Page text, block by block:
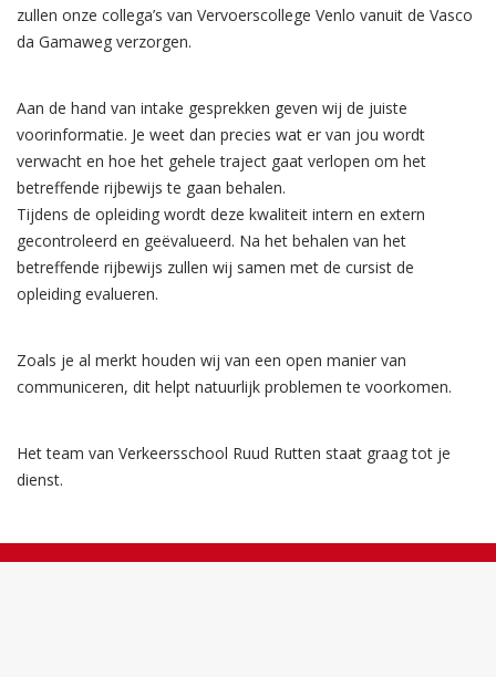
zullen onze collega’s van Vervoerscollege Venlo vanuit de Vasco
da Gamaweg verzorgen.
Aan de hand van intake gesprekken geven wij de juiste
voorinformatie. Je weet dan precies wat er van jou wordt
verwacht en hoe het gehele traject gaat verlopen om het
betreffende rijbewijs te gaan behalen.
Tijdens de opleiding wordt deze kwaliteit intern en extern
gecontroleerd en geëvalueerd. Na het behalen van het
betreffende rijbewijs zullen wij samen met de cursist de
opleiding evalueren.
Zoals je al merkt houden wij van een open manier van
communiceren, dit helpt natuurlijk problemen te voorkomen.
Het team van Verkeersschool Ruud Rutten staat graag tot je
dienst.